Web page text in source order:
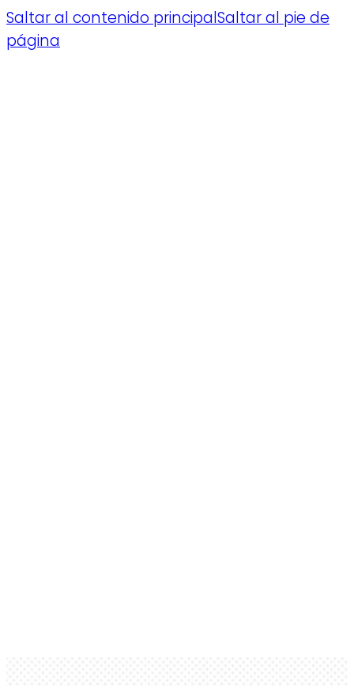
Saltar al contenido principalSaltar al pie de
página